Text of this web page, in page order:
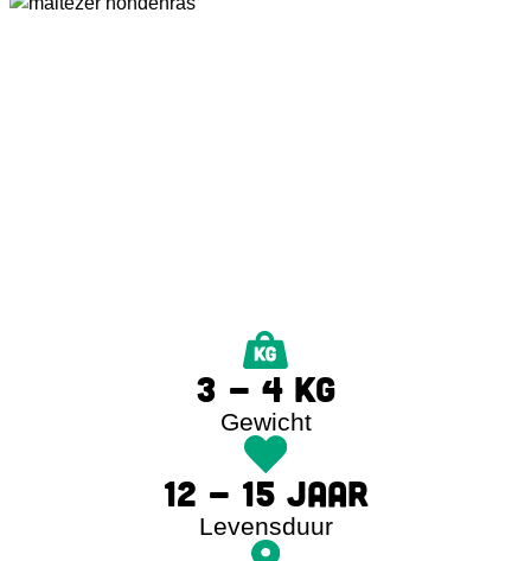
3 - 4 KG
Gewicht
12 - 15 JAAR
Levensduur